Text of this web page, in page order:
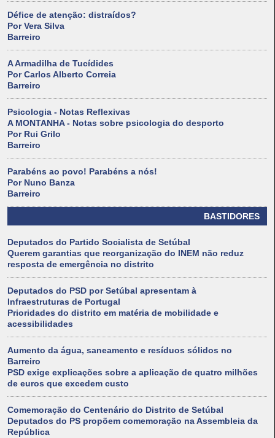
Défice de atenção: distraídos?
Por Vera Silva
Barreiro
A Armadilha de Tucídides
Por Carlos Alberto Correia
Barreiro
Psicologia - Notas Reflexivas
A MONTANHA - Notas sobre psicologia do desporto
Por Rui Grilo
Barreiro
Parabéns ao povo! Parabéns a nós!
Por Nuno Banza
Barreiro
BASTIDORES
Deputados do Partido Socialista de Setúbal
Querem garantias que reorganização do INEM não reduz
resposta de emergência no distrito
Deputados do PSD por Setúbal apresentam à
Infraestruturas de Portugal
Prioridades do distrito em matéria de mobilidade e
acessibilidades
Aumento da água, saneamento e resíduos sólidos no
Barreiro
PSD exige explicações sobre a aplicação de quatro milhões
de euros que excedem custo
Comemoração do Centenário do Distrito de Setúbal
Deputados do PS propõem comemoração na Assembleia da
República